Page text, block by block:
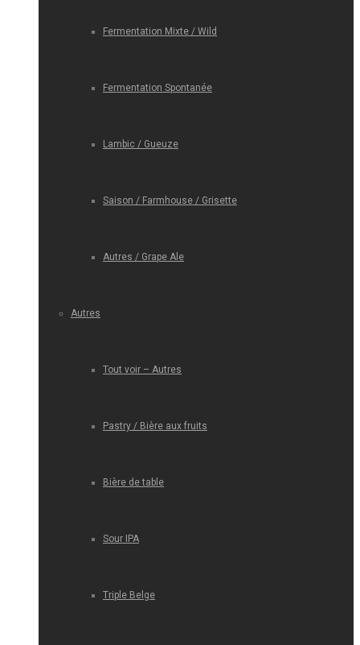
Fermentation Mixte / Wild
Fermentation Spontanée
Lambic / Gueuze
Saison / Farmhouse / Grisette
Autres / Grape Ale
Autres
Tout voir – Autres
Pastry / Bière aux fruits
Bière de table
Sour IPA
Triple Belge